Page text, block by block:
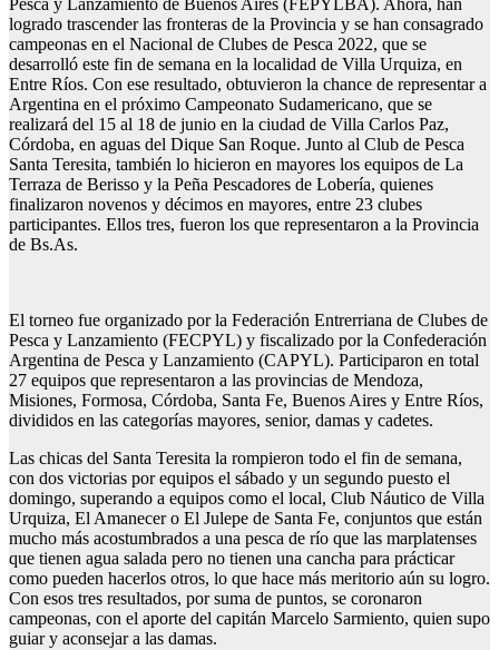
Pesca y Lanzamiento de Buenos Aires (FEPYLBA). Ahora, han
logrado trascender las fronteras de la Provincia y se han consagrado
campeonas en el Nacional de Clubes de Pesca 2022, que se
desarrolló este fin de semana en la localidad de Villa Urquiza, en
Entre Ríos. Con ese resultado, obtuvieron la chance de representar a
Argentina en el próximo Campeonato Sudamericano, que se
realizará del 15 al 18 de junio en la ciudad de Villa Carlos Paz,
Córdoba, en aguas del Dique San Roque. Junto al Club de Pesca
Santa Teresita, también lo hicieron en mayores los equipos de La
Terraza de Berisso y la Peña Pescadores de Lobería, quienes
finalizaron novenos y décimos en mayores, entre 23 clubes
participantes. Ellos tres, fueron los que representaron a la Provincia
de Bs.As.
El torneo fue organizado por la Federación Entrerriana de Clubes de
Pesca y Lanzamiento (FECPYL) y fiscalizado por la Confederación
Argentina de Pesca y Lanzamiento (CAPYL). Participaron en total
27 equipos que representaron a las provincias de Mendoza,
Misiones, Formosa, Córdoba, Santa Fe, Buenos Aires y Entre Ríos,
divididos en las categorías mayores, senior, damas y cadetes.
Las chicas del Santa Teresita la rompieron todo el fin de semana,
con dos victorias por equipos el sábado y un segundo puesto el
domingo, superando a equipos como el local, Club Náutico de Villa
Urquiza, El Amanecer o El Julepe de Santa Fe, conjuntos que están
mucho más acostumbrados a una pesca de río que las marplatenses
que tienen agua salada pero no tienen una cancha para prácticar
como pueden hacerlos otros, lo que hace más meritorio aún su logro.
Con esos tres resultados, por suma de puntos, se coronaron
campeonas, con el aporte del capitán Marcelo Sarmiento, quien supo
guiar y aconsejar a las damas.